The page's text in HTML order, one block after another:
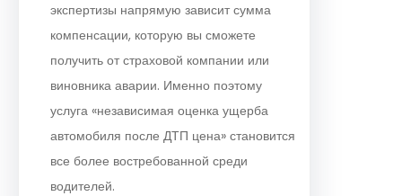
экспертизы напрямую зависит сумма
компенсации, которую вы сможете
получить от страховой компании или
виновника аварии. Именно поэтому
услуга «независимая оценка ущерба
автомобиля после ДТП цена» становится
все более востребованной среди
водителей.